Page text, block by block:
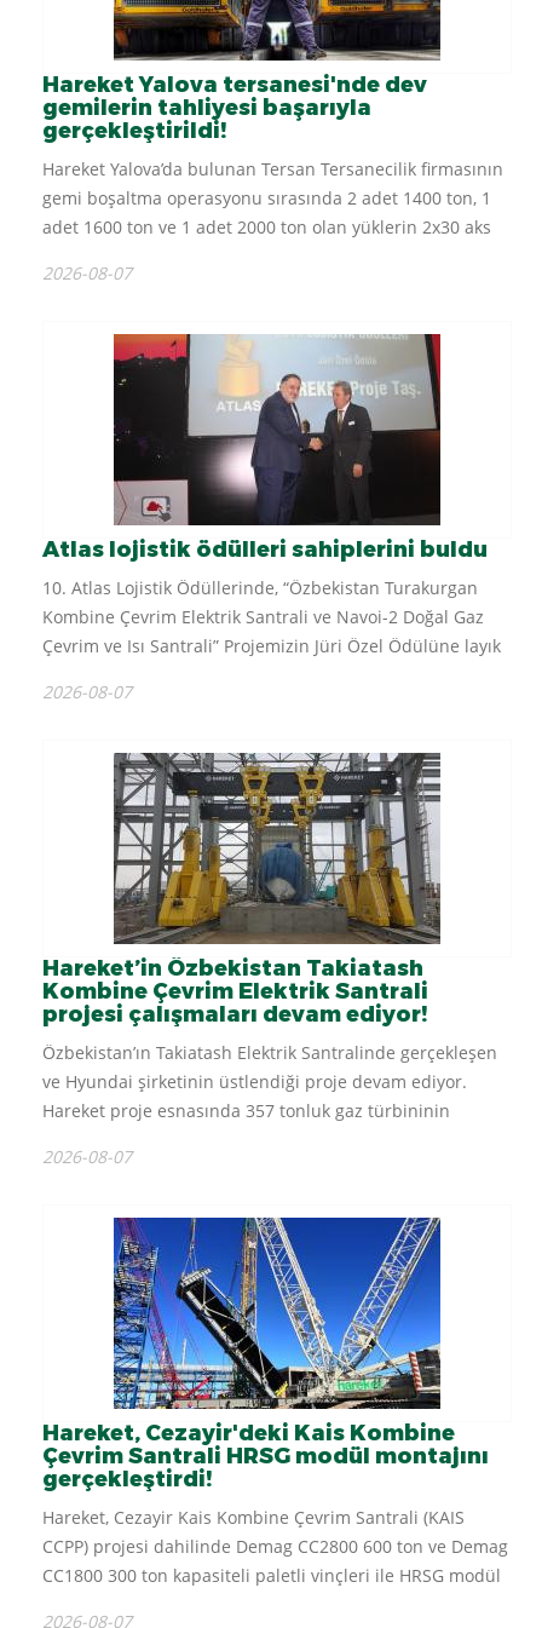
Hareket Yalova tersanesi'nde dev
gemilerin tahliyesi başarıyla
gerçekleştirildi!
Hareket Yalova’da bulunan Tersan Tersanecilik firmasının
gemi boşaltma operasyonu sırasında 2 adet 1400 ton, 1
adet 1600 ton ve 1 adet 2000 ton olan yüklerin 2x30 aks
2026-08-07
Atlas lojistik ödülleri sahiplerini buldu
10. Atlas Lojistik Ödüllerinde, “Özbekistan Turakurgan
Kombine Çevrim Elektrik Santrali ve Navoi-2 Doğal Gaz
Çevrim ve Isı Santrali” Projemizin Jüri Özel Ödülüne layık
emeği geçen...
2026-08-07
Hareket’in Özbekistan Takiatash
Kombine Çevrim Elektrik Santrali
projesi çalışmaları devam ediyor!
Özbekistan’ın Takiatash Elektrik Santralinde gerçekleşen
ve Hyundai şirketinin üstlendiği proje devam ediyor.
Hareket proje esnasında 357 tonluk gaz türbininin
Sistemi ile taşımasını...
2026-08-07
Hareket, Cezayir'deki Kais Kombine
Çevrim Santrali HRSG modül montajını
gerçekleştirdi!
Hareket, Cezayir Kais Kombine Çevrim Santrali (KAIS
CCPP) projesi dahilinde Demag CC2800 600 ton ve Demag
CC1800 300 ton kapasiteli paletli vinçleri ile HRSG modül
2026-08-07